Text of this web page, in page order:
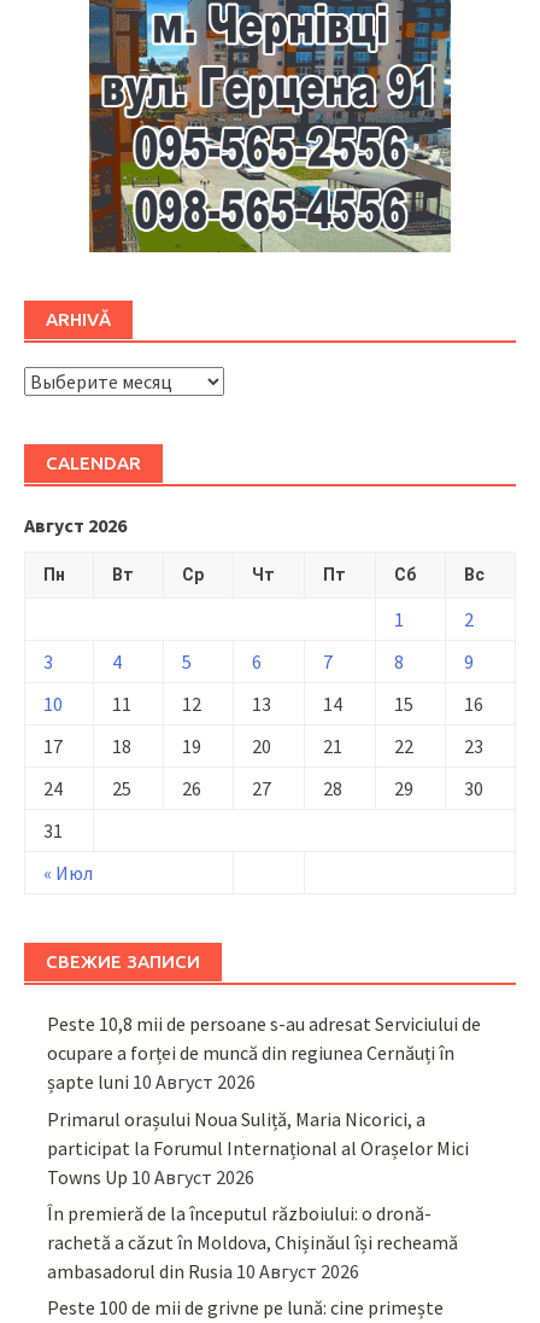
ARHIVĂ
ARHIVĂ
CALENDAR
Август 2026
Пн Вт Ср Чт Пт Сб Вс
« Июл
1
2
3
4 5 6 7 8
9
10
11 12 13 14 15
16
17
18 19 20 21 22
23
24
25 26 27 28 29
30
31
СВЕЖИЕ ЗАПИСИ
Peste 10,8 mii de persoane s-au adresat Serviciului de
ocupare a forței de muncă din regiunea Cernăuți în
șapte luni 10 Август 2026
Primarul orașului Noua Suliță, Maria Nicorici, a
participat la Forumul Internațional al Orașelor Mici
Towns Up 10 Август 2026
În premieră de la începutul războiului: o dronă-
rachetă a căzut în Moldova, Chișinăul își recheamă
ambasadorul din Rusia 10 Август 2026
Peste 100 de mii de grivne pe lună: cine primește